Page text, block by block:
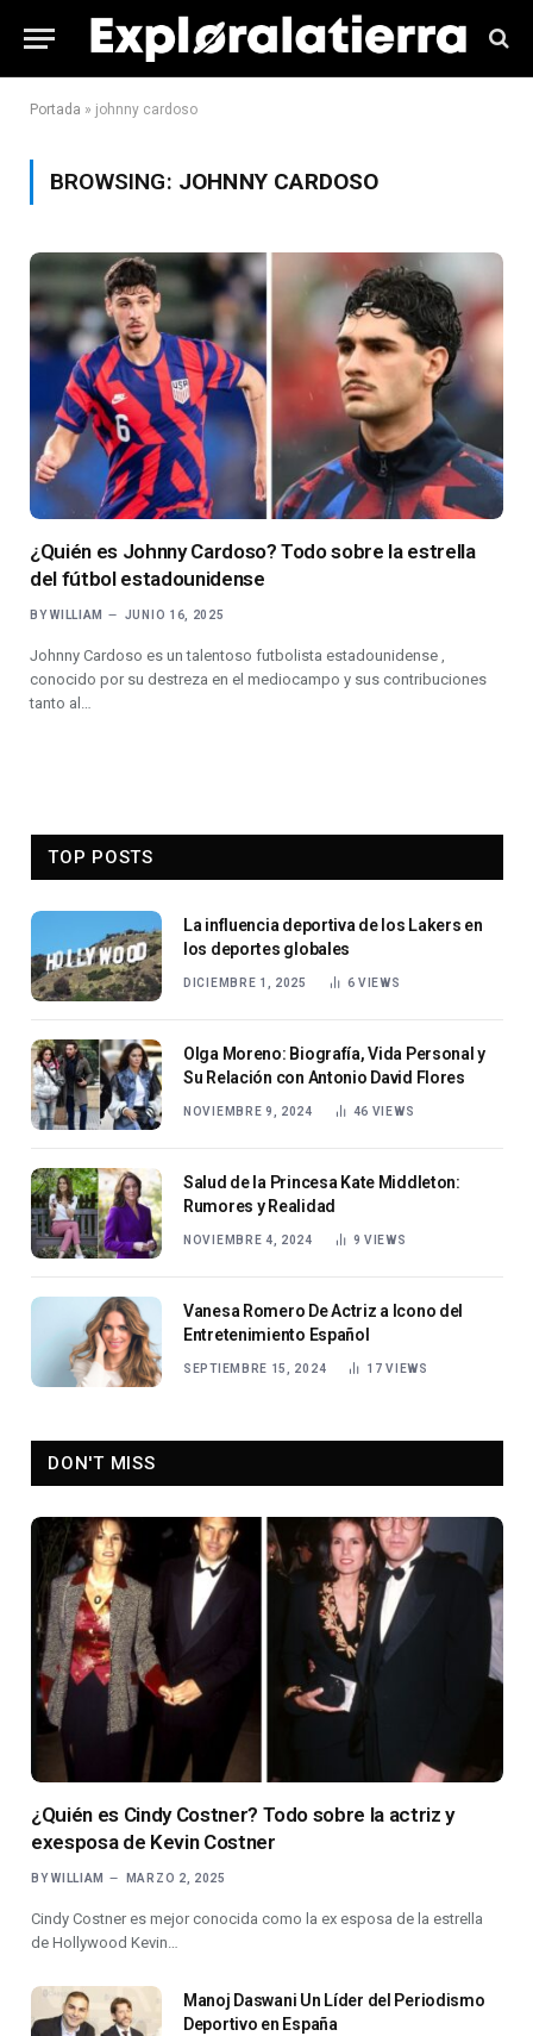
Portada » johnny cardoso
BROWSING: JOHNNY CARDOSO
¿Quién es Johnny Cardoso? Todo sobre la estrella
del fútbol estadounidense
BY WILLIAM JUNIO 16, 2025
Johnny Cardoso es un talentoso futbolista estadounidense ,
conocido por su destreza en el mediocampo y sus contribuciones
tanto al…
TOP POSTS
La influencia deportiva de los Lakers en
los deportes globales
DICIEMBRE 1, 2025 6VIEWS
Olga Moreno: Biografía, Vida Personal y
Su Relación con Antonio David Flores
NOVIEMBRE 9, 2024 46 VIEWS
Salud de la Princesa Kate Middleton:
Rumores y Realidad
NOVIEMBRE 4, 2024 9VIEWS
Vanesa Romero De Actriz a Icono del
Entretenimiento Español
SEPTIEMBRE 15, 2024 17VIEWS
DON'T MISS
¿Quién es Cindy Costner? Todo sobre la actriz y
exesposa de Kevin Costner
BY WILLIAM MARZO 2, 2025
Cindy Costner es mejor conocida como la ex esposa de la estrella
de Hollywood Kevin…
Manoj Daswani Un Líder del Periodismo
Deportivo en España